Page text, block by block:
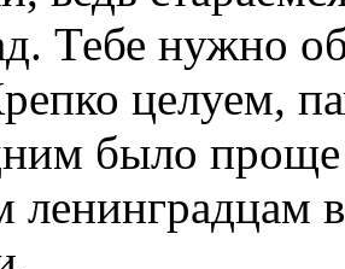
Тебе нужно
целуем,
было проще